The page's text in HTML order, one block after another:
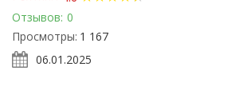
Отзывов: 0
Просмотры: 1 167
06.01.2025